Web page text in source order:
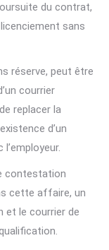
du contrat,
sans
réserve, peut être
courrier
replacer la
d’un
contestation
cette affaire, un
et le courrier de